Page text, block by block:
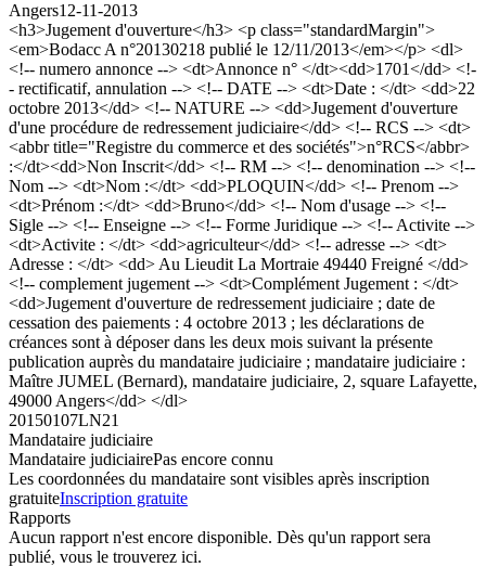
Angers12-11-2013
<h3>Jugement d'ouverture</h3> <p class="standardMargin">
<em>Bodacc A n°20130218 publié le 12/11/2013</em></p> <dl>
<!-- numero annonce --> <dt>Annonce n° </dt><dd>1701</dd> <!-
- rectificatif, annulation --> <!-- DATE --> <dt>Date : </dt> <dd>22
octobre 2013</dd> <!-- NATURE --> <dd>Jugement d'ouverture
d'une procédure de redressement judiciaire</dd> <!-- RCS --> <dt>
<abbr title="Registre du commerce et des sociétés">n°RCS</abbr>
:</dt><dd>Non Inscrit</dd> <!-- RM --> <!-- denomination --> <!--
Nom --> <dt>Nom :</dt> <dd>PLOQUIN</dd> <!-- Prenom -->
<dt>Prénom :</dt> <dd>Bruno</dd> <!-- Nom d'usage --> <!--
Sigle --> <!-- Enseigne --> <!-- Forme Juridique --> <!-- Activite -->
<dt>Activite : </dt> <dd>agriculteur</dd> <!-- adresse --> <dt>
Adresse : </dt> <dd> Au Lieudit La Mortraie 49440 Freigné </dd>
<!-- complement jugement --> <dt>Complément Jugement : </dt>
<dd>Jugement d'ouverture de redressement judiciaire ; date de
cessation des paiements : 4 octobre 2013 ; les déclarations de
créances sont à déposer dans les deux mois suivant la présente
publication auprès du mandataire judiciaire ; mandataire judiciaire :
Maître JUMEL (Bernard), mandataire judiciaire, 2, square Lafayette,
49000 Angers</dd> </dl>
20150107LN21
Mandataire judiciaire
Mandataire judiciairePas encore connu
Les coordonnées du mandataire sont visibles après inscription
gratuiteInscription gratuite
Rapports
Aucun rapport n'est encore disponible. Dès qu'un rapport sera
publié, vous le trouverez ici.